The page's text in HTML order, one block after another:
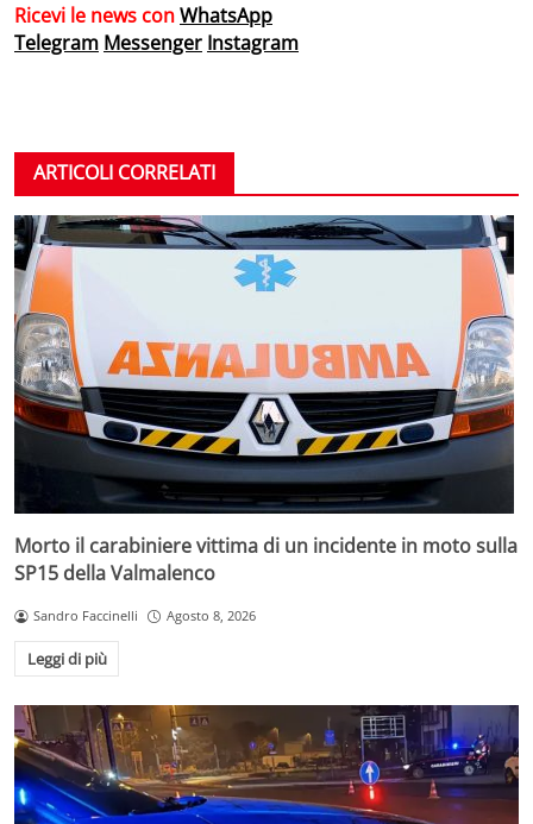
Ricevi le news conWhatsApp
Telegram Messenger Instagram
ARTICOLI CORRELATI
Morto il carabiniere vittima di un incidente in moto sulla
SP15 della Valmalenco
Sandro Faccinelli Agosto 8, 2026
Leggi di più